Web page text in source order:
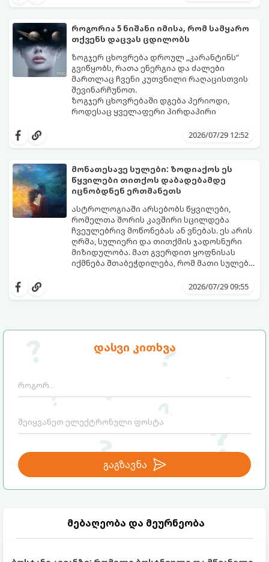
დასვი კითხვა
გაგზავნა
მებაღეობა და მეურნეობა
როგორია 5 ნიშანი იმისა, რომ სამყარო
თქვენს დაცვას ცდილობს
ზოგჯერ ცხოვრება დროულ „კარანტინს“
გვიწყობს, რათა ენერგია და ძალები
მართლაც ჩვენი კუთვნილი რაღაცისთვის
შევინარჩუნოთ.
ზოგჯერ ცხოვრებაში დგება პერიოდი,
როდესაც ყველაფერი პირდაპირი
იშლება მნიშვნელოვანი გარიგებები,
ახლობლებად ვთვლიდით, უეცრად მიდიან.
ასეთ მომენტებში ადვილია
სასოწარკვეთილებაში ჩავარდნა. თუმცა
ეზოთერიკასა და ფსიქოლოგიაში ეს
ფენომენი ხშირად სხვანაირად
განიხილება: როგორც სამყაროს (ან ჩვენი
არაცნობიერის) ფარული დამცავი
მექანიზმების მუშაობა, რომელთაც
რეალური, მაგრამ ჯერ კიდევ უხილავი
საფრთხისგან შორს მივყავართ.
აი, 5 აშკარა ნიშანი იმისა, რომ
მომხდარი მარცხი სასჯელი კი არა,
თქვენი დაცვისკენ მიმართული
სამყაროს მცდელობაა:
2026/07/29 12:52
მონათესავე სულები: ზოდიაქოს ეს
წყვილები თითქოს დაბადებამდე
იცნობდნენ ერთმანეთს
ასტროლოგიაში არსებობს წყვილები,
რომელთა შორის კავშირი სცილდება
ჩვეულებრივ მოწონებას ან ვნებას. ეს არის
ღრმა, სულიერი და თითქმის ჯადოსნური
მიზიდულობა. მათ გვერდით ყოფნისას
იქმნება შთაბეჭდილება, რომ მათი სულები
იდეალურ წყვილებს, რომლებიც
2026/07/29 09:55